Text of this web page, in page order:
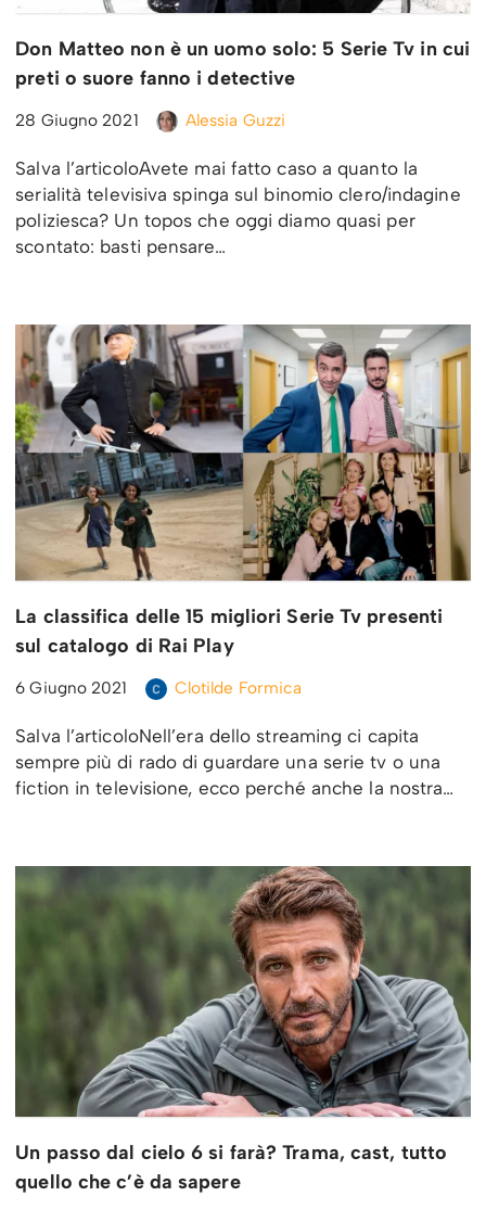
Don Matteo non è un uomo solo: 5 Serie Tv in cui
preti o suore fanno i detective
28 Giugno 2021 Alessia Guzzi
Salva l’articoloAvete mai fatto caso a quanto la
serialità televisiva spinga sul binomio clero/indagine
poliziesca? Un topos che oggi diamo quasi per
scontato: basti pensare…
La classifica delle 15 migliori Serie Tv presenti
sul catalogo di Rai Play
6 Giugno 2021 Clotilde Formica
Salva l’articoloNell’era dello streaming ci capita
sempre più di rado di guardare una serie tv o una
fiction in televisione, ecco perché anche la nostra…
Un passo dal cielo 6 si farà? Trama, cast, tutto
quello che c’è da sapere